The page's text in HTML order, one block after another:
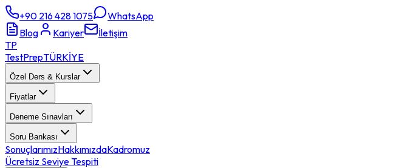
+90 216 428 1075
WhatsApp
Blog
Kariyer
İletişim
TP
TestPrepTÜRKİYE
Özel Ders & Kurslar
Fiyatlar
Deneme Sınavları
Soru Bankası
SonuçlarımızHakkımızdaKadromuz
Ücretsiz Seviye Tespiti